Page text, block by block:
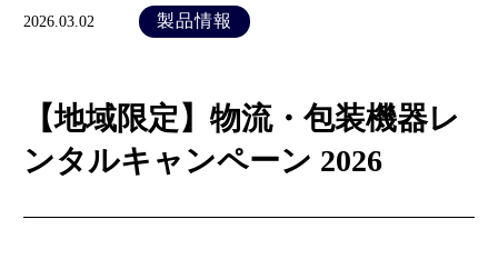
2026.03.02 製品情報
【地域限定】物流・包装機器レ
ンタルキャンペーン 2026